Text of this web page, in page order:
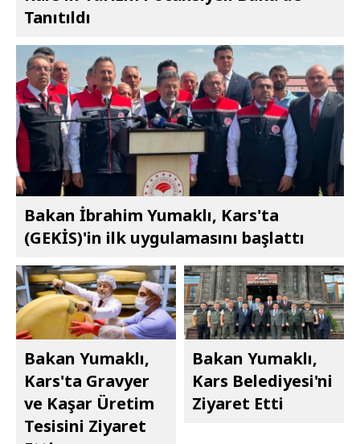
Tanıtıldı
Bakan İbrahim Yumaklı, Kars'ta
(GEKİS)'in ilk uygulamasını başlattı
Bakan Yumaklı,
Kars'ta Gravyer
ve Kaşar Üretim
Tesisini Ziyaret
Bakan Yumaklı,
Kars Belediyesi'ni
Ziyaret Etti